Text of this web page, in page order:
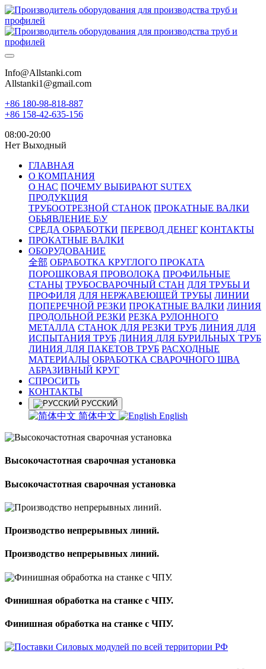
Info@Allstanki.com
Allstanki1@gmail.com
+86 180-98-818-887
+86 158-42-635-156
08:00-20:00
Нет Выходный
ГЛАВНАЯ
О КОМПАНИЯ
О НАС ПОЧЕМУ ВЫБИРАЮТ SUTEX
ПРОДУКЦИЯ
ТРУБООТРЕЗНОЙ СТАНОК ПРОКАТНЫЕ ВАЛКИ
ОБЬЯВЛЕНИЕ Б\У
СРЕДА ОБРАБОТКИ ПЕРЕВОД ДЕНЕГ КОНТАКТЫ
ПРОКАТНЫЕ ВАЛКИ
ОБОРУДОВАНИЕ
全部 ОБРАБОТКА КРУГЛОГО ПРОКАТА
ПОРОШКОВАЯ ПРОВОЛОКА ПРОФИЛЬНЫЕ
СТАНЫ ТРУБОСВАРОЧНЫЙ СТАН ДЛЯ ТРУБЫ И
ПРОФИЛЯ ДЛЯ НЕРЖАВЕЮЩЕЙ ТРУБЫ ЛИНИИ
ПОПЕРЕЧНОЙ РЕЗКИ ПРОКАТНЫЕ ВАЛКИ ЛИНИЯ
ПРОДОЛЬНОЙ РЕЗКИ РЕЗКА РУЛОННОГО
МЕТАЛЛА СТАНОК ДЛЯ РЕЗКИ ТРУБ ЛИНИЯ ДЛЯ
ИСПЫТАНИЯ ТРУБ ЛИНИЯ ДЛЯ БУРИЛЬНЫХ ТРУБ
ЛИНИЯ ДЛЯ ПАКЕТОВ ТРУБ РАСХОДНЫЕ
МАТЕРИАЛЫ OБРАБОТКА СВАРОЧНОГО ШВА
АБРАЗИВНЫЙ КРУГ
СПРОСИТЬ
КОНТАКТЫ
РУССКИЙ
简体中文 English
Высокочастотная сварочная установка
Высокочастотная сварочная установка
Производство непрерывных линий.
Производство непрерывных линий.
Финишная обработка на станке с ЧПУ.
Финишная обработка на станке с ЧПУ.